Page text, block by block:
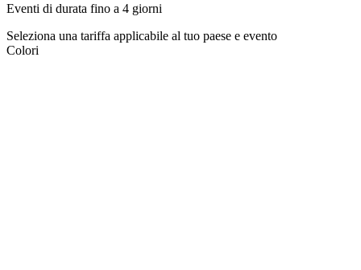
Eventi di durata fino a 4 giorni
Seleziona una tariffa applicabile al tuo paese e evento
Colori